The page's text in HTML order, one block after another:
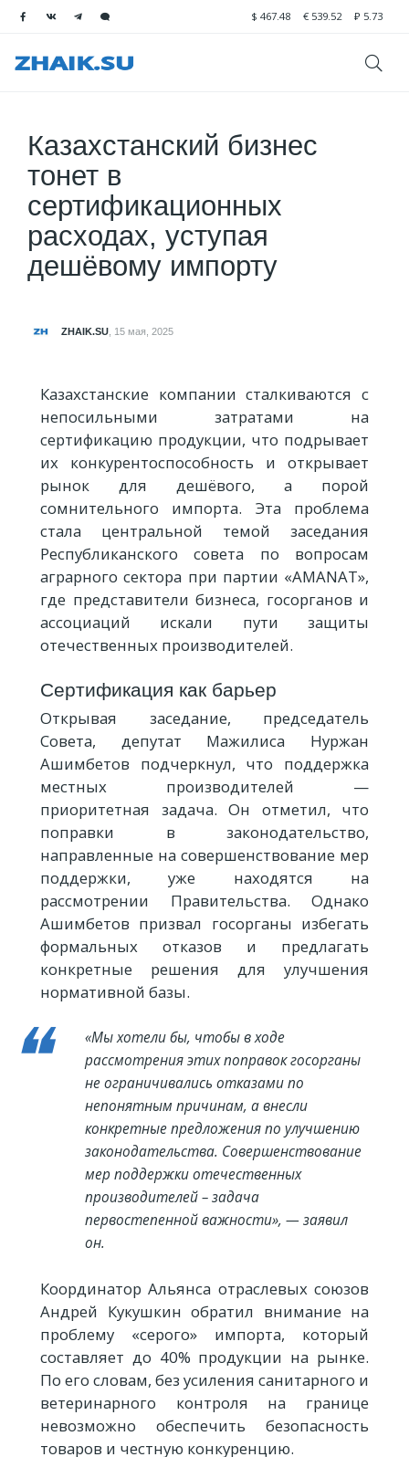
$ 467.48 € 539.52 ₽ 5.73
Казахстанский бизнес
тонет в
сертификационных
расходах, уступая
дешёвому импорту
ZHAIK.SU 15 мая, 2025
Казахстанские компании сталкиваются с
непосильными затратами на
сертификацию продукции, что подрывает
их конкурентоспособность и открывает
рынок для дешёвого, а порой
сомнительного импорта. Эта проблема
стала центральной темой заседания
Республиканского совета по вопросам
аграрного сектора при партии «AMANAT»,
где представители бизнеса, госорганов и
ассоциаций искали пути защиты
отечественных производителей.
Сертификация как барьер
Открывая заседание, председатель
Совета, депутат Мажилиса Нуржан
Ашимбетов подчеркнул, что поддержка
местных производителей —
приоритетная задача. Он отметил, что
поправки в законодательство,
направленные на совершенствование мер
поддержки, уже находятся на
рассмотрении Правительства. Однако
Ашимбетов призвал госорганы избегать
формальных отказов и предлагать
конкретные решения для улучшения
нормативной базы.
«Мы хотели бы, чтобы в ходе
рассмотрения этих поправок госорганы
не ограничивались отказами по
непонятным причинам, а внесли
конкретные предложения по улучшению
законодательства. Совершенствование
мер поддержки отечественных
производителей – задача
первостепенной важности», — заявил
он.
Координатор Альянса отраслевых союзов
Андрей Кукушкин обратил внимание на
проблему «серого» импорта, который
составляет до 40% продукции на рынке.
По его словам, без усиления санитарного и
ветеринарного контроля на границе
невозможно обеспечить безопасность
товаров и честную конкуренцию.